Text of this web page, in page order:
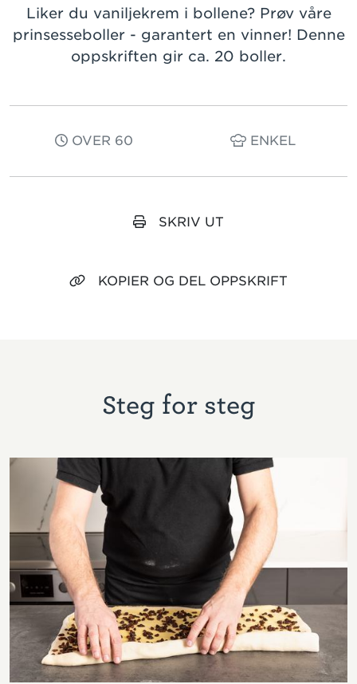
Liker du vaniljekrem i bollene? Prøv våre
prinsesseboller - garantert en vinner! Denne
oppskriften gir ca. 20 boller.
OVER 60 ENKEL
SKRIV UT
KOPIER OG DEL OPPSKRIFT
Steg for steg